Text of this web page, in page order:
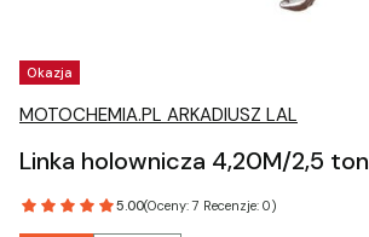
Tagi produktu
Okazja
MOTOCHEMIA.PL ARKADIUSZ LAL
Linka holownicza 4,20M/2,5 ton
5.00(Oceny: 7 Recenzje: 0)